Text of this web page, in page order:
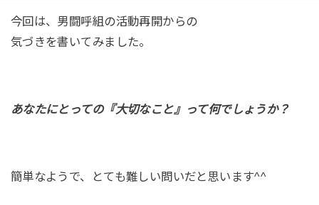
今回は、男闘呼組の活動再開からの
気づきを書いてみました。
あなたにとっての『大切なこと』って何でしょうか？
簡単なようで、とても難しい問いだと思います^^